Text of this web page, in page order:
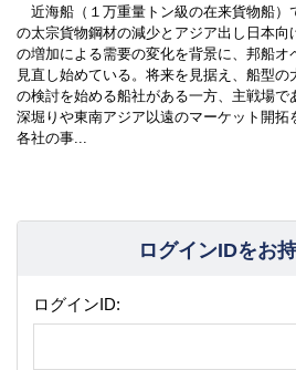
近海船（１万重量トン級の在来貨物船）
の太宗貨物鋼材の減少とアジア出し日本向
の増加による需要の変化を背景に、邦船オ
見直し始めている。将来を見据え、船型
の検討を始める船社がある一方、主戦場
深堀りや東南アジア以遠のマーケット開拓
各社の事...
ログインIDをお
ログインID: